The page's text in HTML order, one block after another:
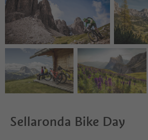
ugh myriad experiences in the Dol
omites, UNESCO World Nature He
ritage.
Sellaronda Bike Day